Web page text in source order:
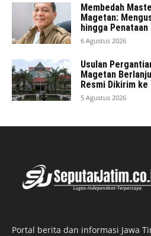
Membedah
Magetan:
hingga
6 Agustus 2026
Usulan
Magetan
Resmi Dikirim
5 Agustus 2026
Portal berita dan informasi Jawa